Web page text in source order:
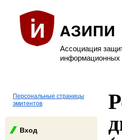
Ассоциация
информационных
Персональные страницы
эмитентов
Вход